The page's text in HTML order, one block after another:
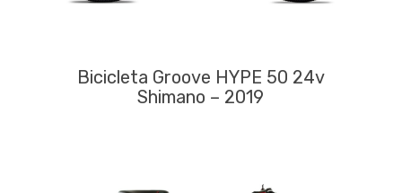
Bicicleta Groove HYPE 50 24v
Shimano – 2019